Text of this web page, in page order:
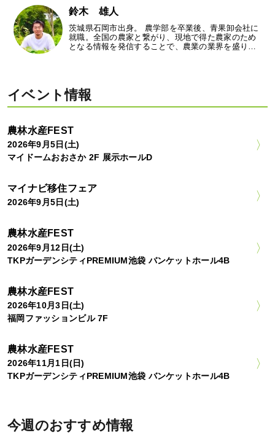
鈴木 雄人
茨城県石岡市出身。 農学部を卒業後、青果卸会社に
就職。全国の農家と繋がり、現地で得た農家のため
となる情報を発信することで、農業の業界を盛り…
イベント情報
農林水産FEST
2026年9月5日(土)
マイドームおおさか 2F 展示ホールD
マイナビ移住フェア
2026年9月5日(土)
農林水産FEST
2026年9月12日(土)
TKPガーデンシティPREMIUM池袋 バンケットホール4B
農林水産FEST
2026年10月3日(土)
福岡ファッションビル 7F
農林水産FEST
2026年11月1日(日)
TKPガーデンシティPREMIUM池袋 バンケットホール4B
今週のおすすめ情報